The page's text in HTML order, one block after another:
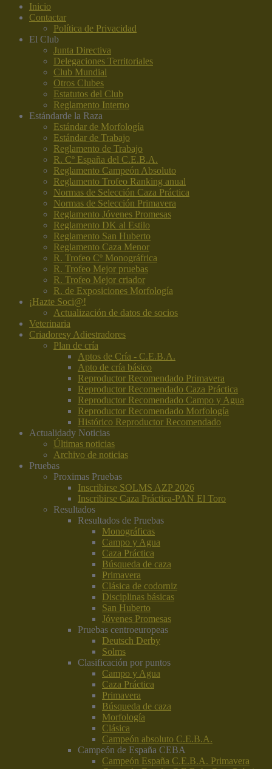
Inicio
Contactar
Política de Privacidad
El Club
Junta Directiva
Delegaciones Territoriales
Club Mundial
Otros Clubes
Estatutos del Club
Reglamento Interno
Estándarde la Raza
Estándar de Morfología
Estándar de Trabajo
Reglamento de Trabajo
R. Cº España del C.E.B.A.
Reglamento Campeón Absoluto
Reglamento Trofeo Ranking anual
Normas de Selección Caza Práctica
Normas de Selección Primavera
Reglamento Jóvenes Promesas
Reglamento DK al Estilo
Reglamento San Huberto
Reglamento Caza Menor
R. Trofeo Cº Monográfrica
R. Trofeo Mejor pruebas
R. Trofeo Mejor criador
R. de Exposiciones Morfología
¡Hazte Soci@!
Actualización de datos de socios
Veterinaria
Criadoresy Adiestradores
Plan de cría
Aptos de Cría - C.E.B.A.
Apto de cría básico
Reproductor Recomendado Primavera
Reproductor Recomendado Caza Práctica
Reproductor Recomendado Campo y Agua
Reproductor Recomendado Morfología
Histórico Reproductor Recomendado
Actualidady Noticias
Últimas noticias
Archivo de noticias
Pruebas
Proximas Pruebas
Inscribirse SOLMS AZP 2026
Inscribirse Caza Práctica-PAN El Toro
Resultados
Resultados de Pruebas
Monográficas
Campo y Agua
Caza Práctica
Búsqueda de caza
Primavera
Clásica de codorniz
Disciplinas básicas
San Huberto
Jóvenes Promesas
Pruebas centroeuropeas
Deutsch Derby
Solms
Clasificación por puntos
Campo y Agua
Caza Práctica
Primavera
Búsqueda de caza
Morfología
Clásica
Campeón absoluto C.E.B.A.
Campeón de España CEBA
Campeón España C.E.B.A. Primavera